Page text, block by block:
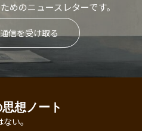
めのニュースレターです。
信を受け取る
想ノート
い。